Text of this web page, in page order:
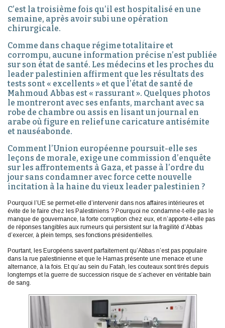
C’est la troisième fois qu’il est hospitalisé en une
semaine, après avoir subi une opération
chirurgicale.
Comme dans chaque régime totalitaire et
corrompu, aucune information précise n’est publiée
sur son état de santé. Les médecins et les proches du
leader palestinien affirment que les résultats des
tests sont « excellents » et que l’état de santé de
Mahmoud Abbas est « rassurant ». Quelques photos
le montreront avec ses enfants, marchant avec sa
robe de chambre ou assis en lisant un journal en
arabe où figure en relief une caricature antisémite
et nauséabonde.
Comment l’Union européenne poursuit-elle ses
leçons de morale, exige une commission d’enquête
sur les affrontements à Gaza, et passe à l’ordre du
jour sans condamner avec force cette nouvelle
incitation à la haine du vieux leader palestinien ?
Pourquoi l’UE se permet-elle d’intervenir dans nos affaires intérieures et
évite de le faire chez les Palestiniens ? Pourquoi ne condamne-t-elle pas le
manque de gouvernance, la forte corruption chez eux, et n’apporte-t-elle pas
de réponses tangibles aux rumeurs qui persistent sur la fragilité d’Abbas
d’exercer, à plein temps, ses fonctions présidentielles.
Pourtant, les Européens savent parfaitement qu’Abbas n’est pas populaire
dans la rue palestinienne et que le Hamas présente une menace et une
alternance, à la fois. Et qu’au sein du Fatah, les couteaux sont tirés depuis
longtemps et la guerre de succession risque de s’achever en véritable bain
de sang.